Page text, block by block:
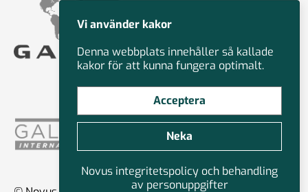
Vi använder kakor
Denna webbplats innehåller så kallade
kakor för att kunna fungera optimalt.
Acceptera
Neka
Novus integritetspolicy och behandling
av personuppgifter